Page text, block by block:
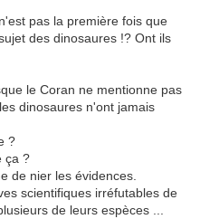
pas la première fois que
des dinosaures !? Ont ils
le Coran ne mentionne pas
dinosaures n'ont jamais
?
ça ?
de nier les évidences.
scientifiques irréfutables de
de leurs espèces ...